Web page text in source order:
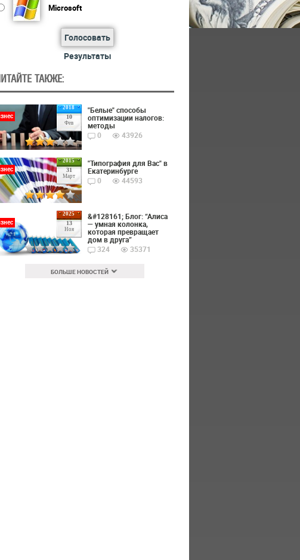
Microsoft
Голосовать
Результаты
ТАКЖЕ:
2018
10
Фев
"Белые" способы
оптимизации налогов:
методы
0
43926
2015
31
Март
"Типография для Вас" в
Екатеринбурге
0
44593
2025
13
Ноя
&#128161; Блог: “Алиса
— умная колонка,
которая превращает
дом в друга”
324
35371
БОЛЬШЕ НОВОСТЕЙ